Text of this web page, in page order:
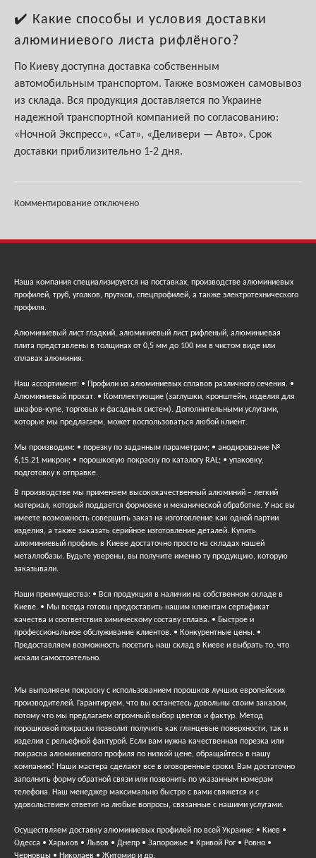
✔️ Какие способы и условия доставки
алюминиевого листа рифлёного?
По Киеву доступна доставка собственным
автомобильным транспортом. Также возможен самовывоз
из склада. Вся продукция доставляется по Украине
надежной транспортной компанией по согласованию:
«Ночной Экспресс», «Сат», «Деливери — Авто». Срок
доставки приблизительно 1-2 дня.
Комментирование отключено
Наша компания специализируется на поставках, производстве алюминиевых
профилей, труб, уголков, прутков, спецпрофилей, а также электротехнического
профиля.
Алюминиевый лист гладкий, алюминиевый лист рифленый, алюминиевая
плита представлены в толщинах от 0,5 мм до 100 мм в чистом виде или
сплавах алюминия.
Наш ассортимент: • Профили из алюминиевых сплавов различного сечения. •
Алюминиевый прокат. • Комплектующие (заглушки, кронштейн, изделия для
шкафов-купе, торговых и фасадных систем). Дополнительными услугами,
которые мы предлагаем, может воспользоваться любой клиент.
Мы производим: • порезку по заданным параметрам; • анодирование №
6,15,21 микрон; • порошковую покраску по каталогу RAL; • упаковку,
подготовку к отправке.
В производстве мы применяем высококачественный алюминий – легкий
материал, который поддается формовке и механической обработке. У нас вы
имеете возможность совершить заказ на изготовление как одной партии
изделия, а также заказать серийное изготовление деталей. Купить
алюминиевый профиль в Киеве достаточно просто на складах нашей
металлобазы. Будьте уверены, вы получите именно ту продукцию, которую
заказывали.
Наши преимущества: • Вся продукция в наличии на собственном складе в
Киеве. • Мы всегда готовы предоставить нашим клиентам сертификат
качества и соответствия химическому составу сплава. • Быстрое и
профессиональное обслуживание клиентов. • Конкурентные цены. •
Предоставляем возможность посетить наш склад в Киеве и выбрать то, что
искали самостоятельно.
Мы выполняем покраску с использованием порошков лучших европейских
производителей. Гарантируем, что вы останетесь довольны своим заказом,
потому что мы предлагаем огромный выбор цветов и фактур. Метод
порошковой покраски позволит получить как глянцевые поверхности, так и
изделия с рельефной фактурой. Если вам нужна качественная порезка или
покраска алюминиевого профиля по низкой цене, обращайтесь в нашу
компанию! Наши мастера сделают все в оговоренные сроки. Вам достаточно
заполнить форму обратной связи или позвонить по указанным номерам
телефона. Наш менеджер максимально быстро с вами свяжется и с
удовольствием ответит на любые вопросы, связанные с нашими услугами.
Осуществляем доставку алюминиевых профилей по всей Украине: • Киев •
Одесса • Харьков • Львов • Днепр • Запорожье • Кривой Рог • Ровно •
Черновцы • Николаев • Житомир и др.